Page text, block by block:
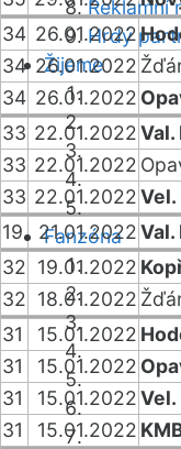
Reklamní
Hrdý
Žijeme
Fanzóna
34 26.01.2022
34 26.01.2022
34 26.01.2022
33 22.01.2022
33 22.01.2022
33 22.01.2022
19
21.01.2022
32 19.01.2022
32 18.01.2022
31
15.01.2022
31
15.01.2022
31
15.01.2022
31
15.01.2022